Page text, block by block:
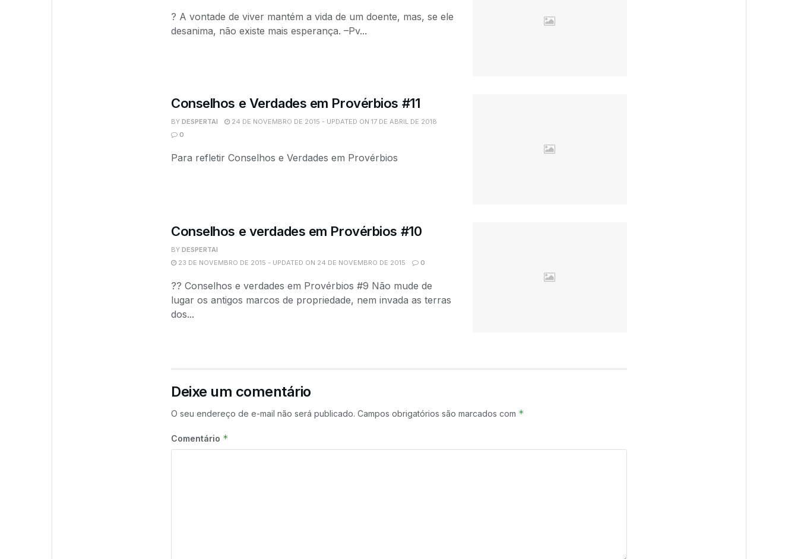
? A vontade de viver mantém a vida de um doente, mas, se ele
desanima, não existe mais esperança. –Pv...
Conselhos e Verdades em Provérbios #11
BY DESPERTAI
24 DE NOVEMBRO DE 2015 - UPDATED ON 17 DE ABRIL DE 2018
0
Para refletir Conselhos e Verdades em Provérbios
Conselhos e verdades em Provérbios #10
BY DESPERTAI
23 DE NOVEMBRO DE 2015 - UPDATED ON 24 DE NOVEMBRO DE 2015
0
?? Conselhos e verdades em Provérbios #9 Não mude de
lugar os antigos marcos de propriedade, nem invada as terras
dos...
Deixe um comentário
O seu endereço de e-mail não será publicado. Campos obrigatórios são marcados com *
Comentário *